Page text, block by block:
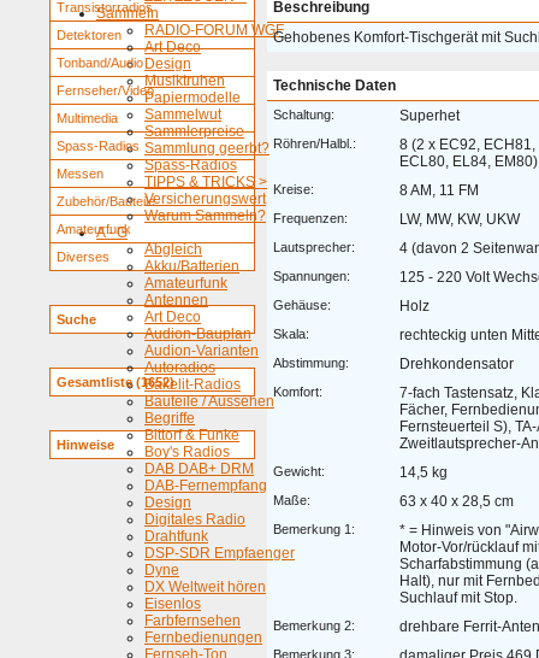
Sammeln
RADIO-FORUM WGF
Art Deco
Design
Musiktruhen
Papiermodelle
Sammelwut
Sammlerpreise
Sammlung geerbt?
Spass-Radios
TIPPS & TRICKS >
Versicherungswert
Warum Sammeln?
A - G
Abgleich
Akku/Batterien
Amateurfunk
Antennen
Art Deco
Audion-Bauplan
Audion-Varianten
Autoradios
Bakelit-Radios
Bauteile / Aussehen
Begriffe
Bittorf & Funke
Boy's Radios
DAB DAB+ DRM
DAB-Fernempfang
Design
Digitales Radio
Drahtfunk
DSP-SDR Empfaenger
Dyne
DX Weltweit hören
Eisenlos
Farbfernsehen
Fernbedienungen
Fernseh-Ton
Transistorradios
Detektoren
Tonband/Audio
Fernseher/Video
Multimedia
Spass-Radios
Messen
Zubehör/Bauteile
Amateurfunk
Diverses
Suche
Gesamtliste (1652)
Hinweise
Beschreibung
Gehobenes Komfort-Tischgerät mit
Technische Daten
Schaltung: Superhet
Röhren/Halbl.:
8 (2 x EC92,
ECL80, EL84, EM80)
Kreise: 8 AM, 11 FM
Frequenzen: LW, MW, KW, UKW
Lautsprecher: 4 (davon 2
Spannungen: 125 - 220 Volt
Gehäuse: Holz
Skala: rechteckig unten
Abstimmung: Drehkondensator
Komfort:
7-fach Tastensatz,
Fächer,
Fernsteuerteil S),
Zweitlautsprecher-
Gewicht: 14,5 kg
Maße: 63 x 40 x 28,5 cm
Bemerkung 1:
* = Hinweis von
Motor-Vor/rücklauf
Scharfabstimmung
Halt), nur mit
Suchlauf mit Stop.
Bemerkung 2: drehbare Ferrit-
Bemerkung 3: